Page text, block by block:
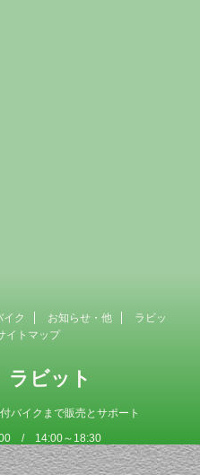
ク お知らせ・他
ラビッ
イトマップ
ビット
バイクまで販売とサポート
/ 14:00～18:30
週木曜日